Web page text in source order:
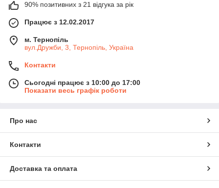
90% позитивних з 21 відгука за рік
Працює з 12.02.2017
м. Тернопіль
вул.Дружби, 3, Тернопіль, Україна
Контакти
Сьогодні працює з 10:00 до 17:00
Показати весь графік роботи
Про нас
Контакти
Доставка та оплата